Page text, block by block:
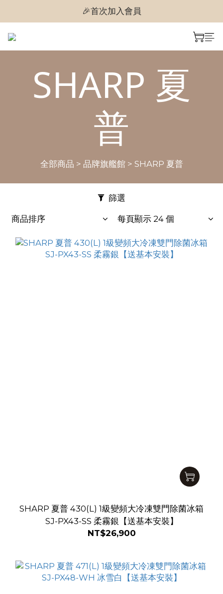
🎉首次加入會員
🎉首次加入會員
SHARP 夏
普
全部商品 > 品牌旗艦館 > SHARP 夏普
篩選
商品排序 每頁顯示 24 個
SHARP 夏普 430(L) 1級變頻大冷凍雙門除菌冰箱
SJ-PX43-SS 柔霧銀【送基本安裝】
NT$26,900